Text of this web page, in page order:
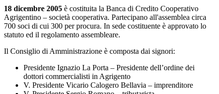
18 dicembre 2005 è costituita la Banca di Credito Cooperativo
Agrigentino – società cooperativa. Partecipano all'assemblea circa
700 soci di cui 300 per procura. In sede costituente è approvato lo
statuto ed il regolamento assembleare.
Il Consiglio di Amministrazione è composta dai signori:
Presidente Ignazio La Porta – Presidente dell’ordine dei
dottori commercialisti in Agrigento
V. Presidente Vicario Calogero Bellavia – imprenditore